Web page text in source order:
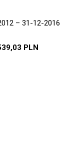
– 31-12-2016
PLN